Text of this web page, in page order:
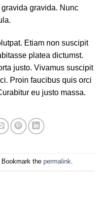
gravida. Nunc
Etiam non suscipit
platea dictumst.
justo. Vivamus suscipit
Proin faucibus quis orci
eu justo massa.
the permalink